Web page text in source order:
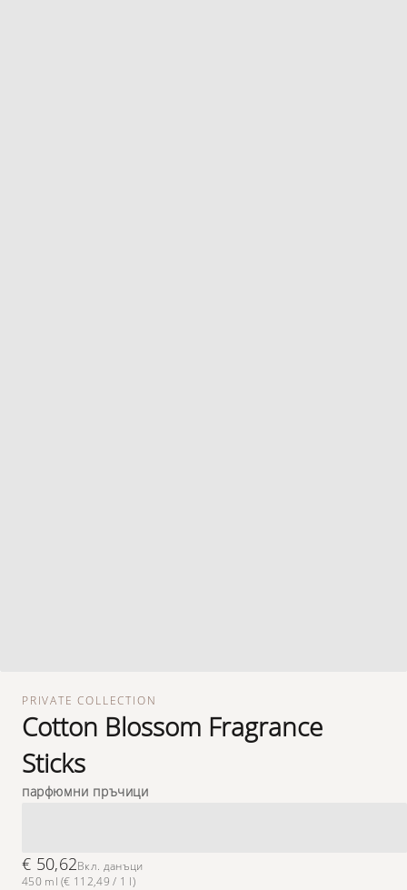
PRIVATE COLLECTION
Cotton Blossom Fragrance
Sticks
парфюмни пръчици
€ 50,62Вкл. данъци
450 ml (€ 112,49 / 1 l)